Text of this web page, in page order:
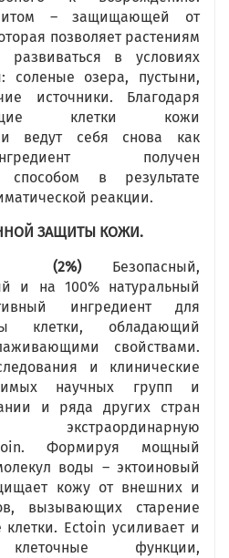
– защищающей от
позволяет растениям
развиваться в условиях
соленые озера, пустыни,
источники. Благодаря
клетки кожи
и ведут себя снова как
получен
способом в результате
реакции.
ЗАЩИТЫ КОЖИ.
(2%)Безопасный,
и на 100% натуральный
ингредиент для
клетки, обладающий
свойствами.
и клинические
научных групп и
и ряда других стран
экстраординарную
Формируя мощный
воды – эктоиновый
кожу от внешних и
вызывающих старение
Ectoin усиливает и
клеточные функции,